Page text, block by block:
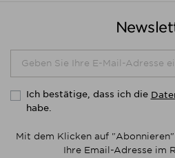
Ich bestätige, dass ich die
habe.
Mit dem Klicken auf
Ihre Email-Adresse im